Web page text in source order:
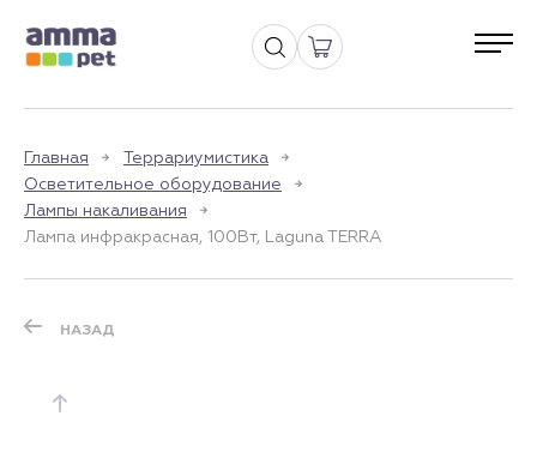
Главная
Террариумистика
Осветительное оборудование
Лампы накаливания
Лампа инфракрасная, 100Вт, Laguna TERRA
НАЗАД